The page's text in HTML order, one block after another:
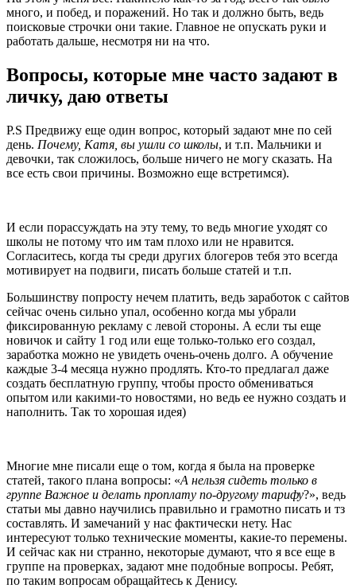
много, и побед, и поражений. Но так и должно быть, ведь
поисковые строчки они такие. Главное не опускать руки и
работать дальше, несмотря ни на что.
Вопросы, которые мне часто задают в
личку, даю ответы
P.S Предвижу еще один вопрос, который задают мне по сей
день. Почему, Катя, вы ушли со школы, и т.п. Мальчики и
девочки, так сложилось, больше ничего не могу сказать. На
все есть свои причины. Возможно еще встретимся).
И если порассуждать на эту тему, то ведь многие уходят со
школы не потому что им там плохо или не нравится.
Согласитесь, когда ты среди других блогеров тебя это всегда
мотивирует на подвиги, писать больше статей и т.п.
Большинству попросту нечем платить, ведь заработок с сайтов
сейчас очень сильно упал, особенно когда мы убрали
фиксированную рекламу с левой стороны. А если ты еще
новичок и сайту 1 год или еще только-только его создал,
заработка можно не увидеть очень-очень долго. А обучение
каждые 3-4 месяца нужно продлять. Кто-то предлагал даже
создать бесплатную группу, чтобы просто обмениваться
опытом или какими-то новостями, но ведь ее нужно создать и
наполнить. Так то хорошая идея)
Многие мне писали еще о том, когда я была на проверке
статей, такого плана вопросы: «А нельзя сидеть только в
группе Важное и делать проплату по-другому тарифу?», ведь
статьи мы давно научились правильно и грамотно писать и тз
составлять. И замечаний у нас фактически нету. Нас
интересуют только технические моменты, какие-то перемены.
И сейчас как ни странно, некоторые думают, что я все еще в
группе на проверках, задают мне подобные вопросы. Ребят,
по таким вопросам обращайтесь к Денису.